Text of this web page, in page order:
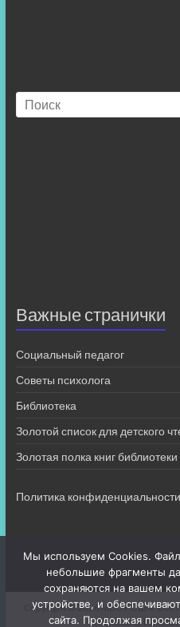
Важные странички
Социальный педагог
Советы психолога
Библиотека
Золотой список для детского
Золотая полка книг библиотеки
Политика конфиденциальности
Copyright © 2026МБОУ СШ 4. Все
ThemeGrill. На
Мы используем Cookies.
небольшие фрагменты
сохраняются на вашем
устройстве, и
сайта. Продолжая